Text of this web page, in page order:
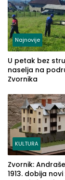
Najnovije
U petak bez
naselja na
Zvornika
KULTURA
Zvornik:
1913. dobija